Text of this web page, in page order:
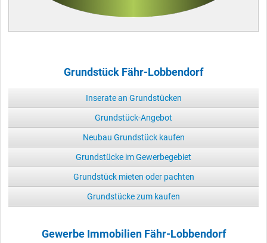
Grundstück Fähr-Lobbendorf
Inserate an Grundstücken
Grundstück-Angebot
Neubau Grundstück kaufen
Grundstücke im Gewerbegebiet
Grundstück mieten oder pachten
Grundstücke zum kaufen
Gewerbe Immobilien Fähr-Lobbendorf